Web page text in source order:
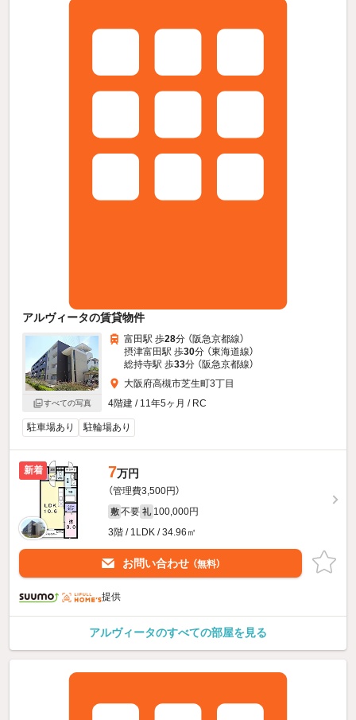
アルヴィータの賃貸物件
すべての写真
富田駅 歩28分 （阪急京都線）
摂津富田駅 歩30分 （東海道線）
総持寺駅 歩33分 （阪急京都線）
大阪府高槻市芝生町3丁目
4階建 / 11年5ヶ月 / RC
駐車場あり 駐輪場あり
新着 7万円
（管理費3,500円）
敷 不要 礼 100,000円
3階 / 1LDK / 34.96㎡
お問い合わせ （無料）
提供
アルヴィータのすべての部屋を見る